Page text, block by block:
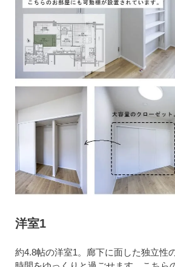
洋室1
約4.8帖の洋室1。廊下に面した独立性